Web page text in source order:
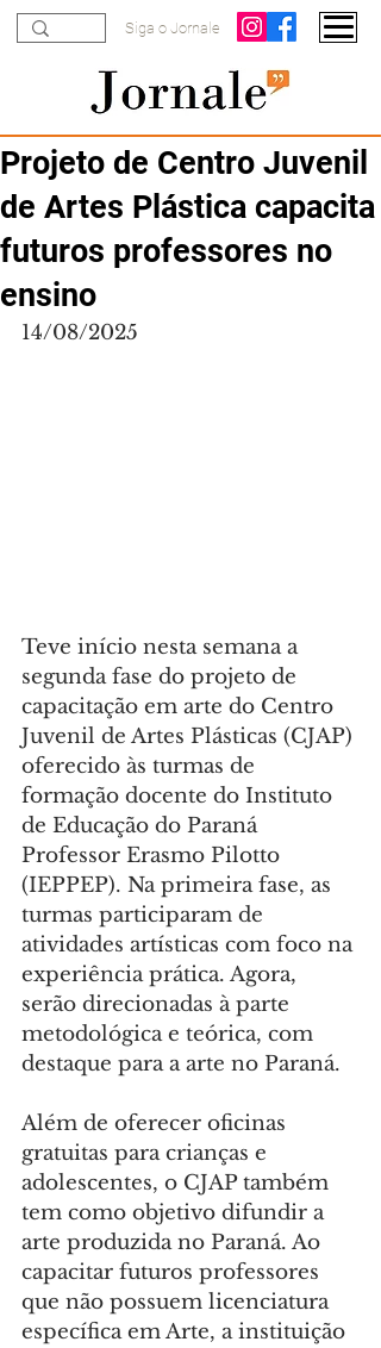
Siga o Jornale
Projeto de Centro Juvenil
de Artes Plástica capacita
futuros professores no
ensino
14/08/2025
Teve início nesta semana a
segunda fase do projeto de
capacitação em arte do Centro
Juvenil de Artes Plásticas (CJAP)
oferecido às turmas de
formação docente do Instituto
de Educação do Paraná
Professor Erasmo Pilotto
(IEPPEP). Na primeira fase, as
turmas participaram de
atividades artísticas com foco na
experiência prática. Agora,
serão direcionadas à parte
metodológica e teórica, com
destaque para a arte no Paraná.
Além de oferecer oficinas
gratuitas para crianças e
adolescentes, o CJAP também
tem como objetivo difundir a
arte produzida no Paraná. Ao
capacitar futuros professores
que não possuem licenciatura
específica em Arte, a instituição